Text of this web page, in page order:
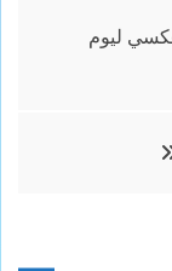
العكسي ليوم